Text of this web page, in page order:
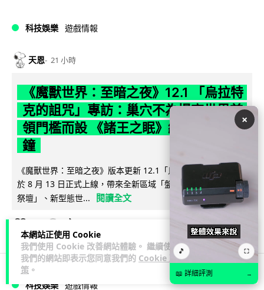
本網站正使用 Cookie
我們使用 Cookie 改善網站體驗。 繼續使用
我們的網站即表示您同意我們的 Cookie 政
策 。
科技娛樂 遊戲情報
天恩 21 小時
《魔獸世界：至暗之夜》12.1 「烏拉特
克的詛咒」專訪：巢穴不為提高世界首
領門檻而設 《諸王之眠》縮短約 10 分
鐘
《魔獸世界：至暗之夜》版本更新 12.1「烏拉特克的詛咒」將
於 8 月 13 日正式上線，帶來全新區域「盤蛇島」、地城「毒牙
祭壇」、新型態世...
閱讀全文
科技娛樂 遊戲情報
×
🎵 ⛶
📖 詳細評測 →